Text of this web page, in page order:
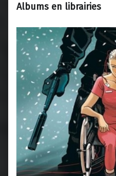
Albums en librairies